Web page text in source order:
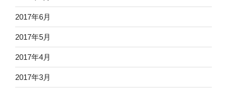
2017年6月
2017年5月
2017年4月
2017年3月